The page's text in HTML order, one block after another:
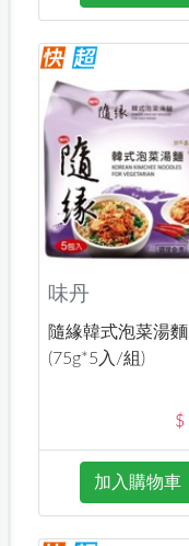
味丹
隨緣韓式泡菜湯麵
(75g*5入/組)
$
加入購物車